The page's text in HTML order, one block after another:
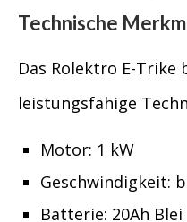
Technische
Das Rolektro E-
leistungsfähige
Motor: 1 kW
Geschwindigkeit:
Batterie: 20Ah Blei